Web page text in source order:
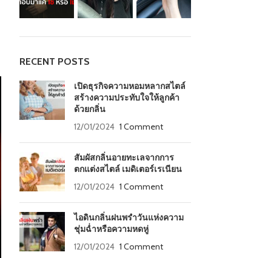
RECENT POSTS
เปิดธุรกิจความหอมหลากสไตล์
สร้างความประทับใจให้ลูกค้า
ด้วยกลิ่น
12/01/2024 1 Comment
สัมผัสกลิ่นอายทะเลจากการ
ตกแต่งสไตล์ เมดิเตอร์เรเนียน
12/01/2024 1 Comment
ไอดินกลิ่นฝนพรำวันแห่งความ
ชุ่มฉ่ำหรือความหดหู่
12/01/2024 1 Comment